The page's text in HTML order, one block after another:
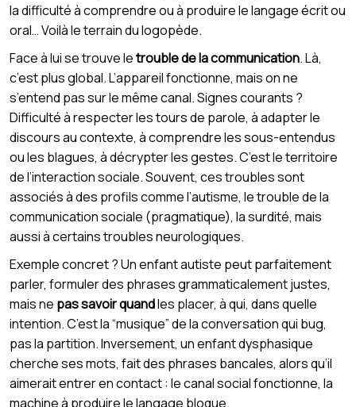
la difficulté à comprendre ou à produire le langage écrit ou
oral… Voilà le terrain du logopède.
Face à lui se trouve letrouble de la communication. Là,
c’est plus global. L’appareil fonctionne, mais on ne
s’entend pas sur le même canal. Signes courants ?
Difficulté à respecter les tours de parole, à adapter le
discours au contexte, à comprendre les sous-entendus
ou les blagues, à décrypter les gestes. C’est le territoire
de l’interaction sociale. Souvent, ces troubles sont
associés à des profils comme l’autisme, le trouble de la
communication sociale (pragmatique), la surdité, mais
aussi à certains troubles neurologiques.
Exemple concret ? Un enfant autiste peut parfaitement
parler, formuler des phrases grammaticalement justes,
mais ne pas savoir quandles placer, à qui, dans quelle
intention. C’est la “musique” de la conversation qui bug,
pas la partition. Inversement, un enfant dysphasique
cherche ses mots, fait des phrases bancales, alors qu’il
aimerait entrer en contact : le canal social fonctionne, la
machine à produire le langage bloque.